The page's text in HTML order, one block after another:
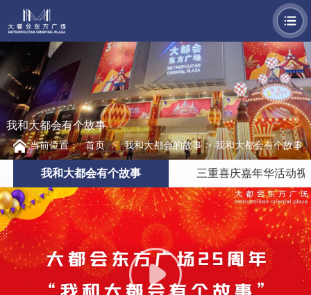
首页
关于我们 +
大都会东方广场项目 +
重庆就是大都会
大都会的故事 +
我和大都会的故事 +
招商联系
我和大都会有个故事
当前位置： 首页 > 我和大都会的故事 > 我和大都会有个故事
我和大都会有个故事 三重喜庆嘉年华活动视